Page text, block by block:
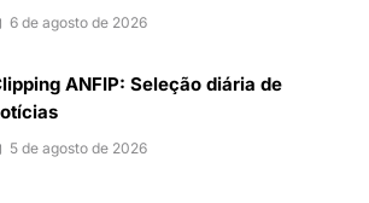
6 de agosto de 2026
ANFIP: Seleção diária de
5 de agosto de 2026